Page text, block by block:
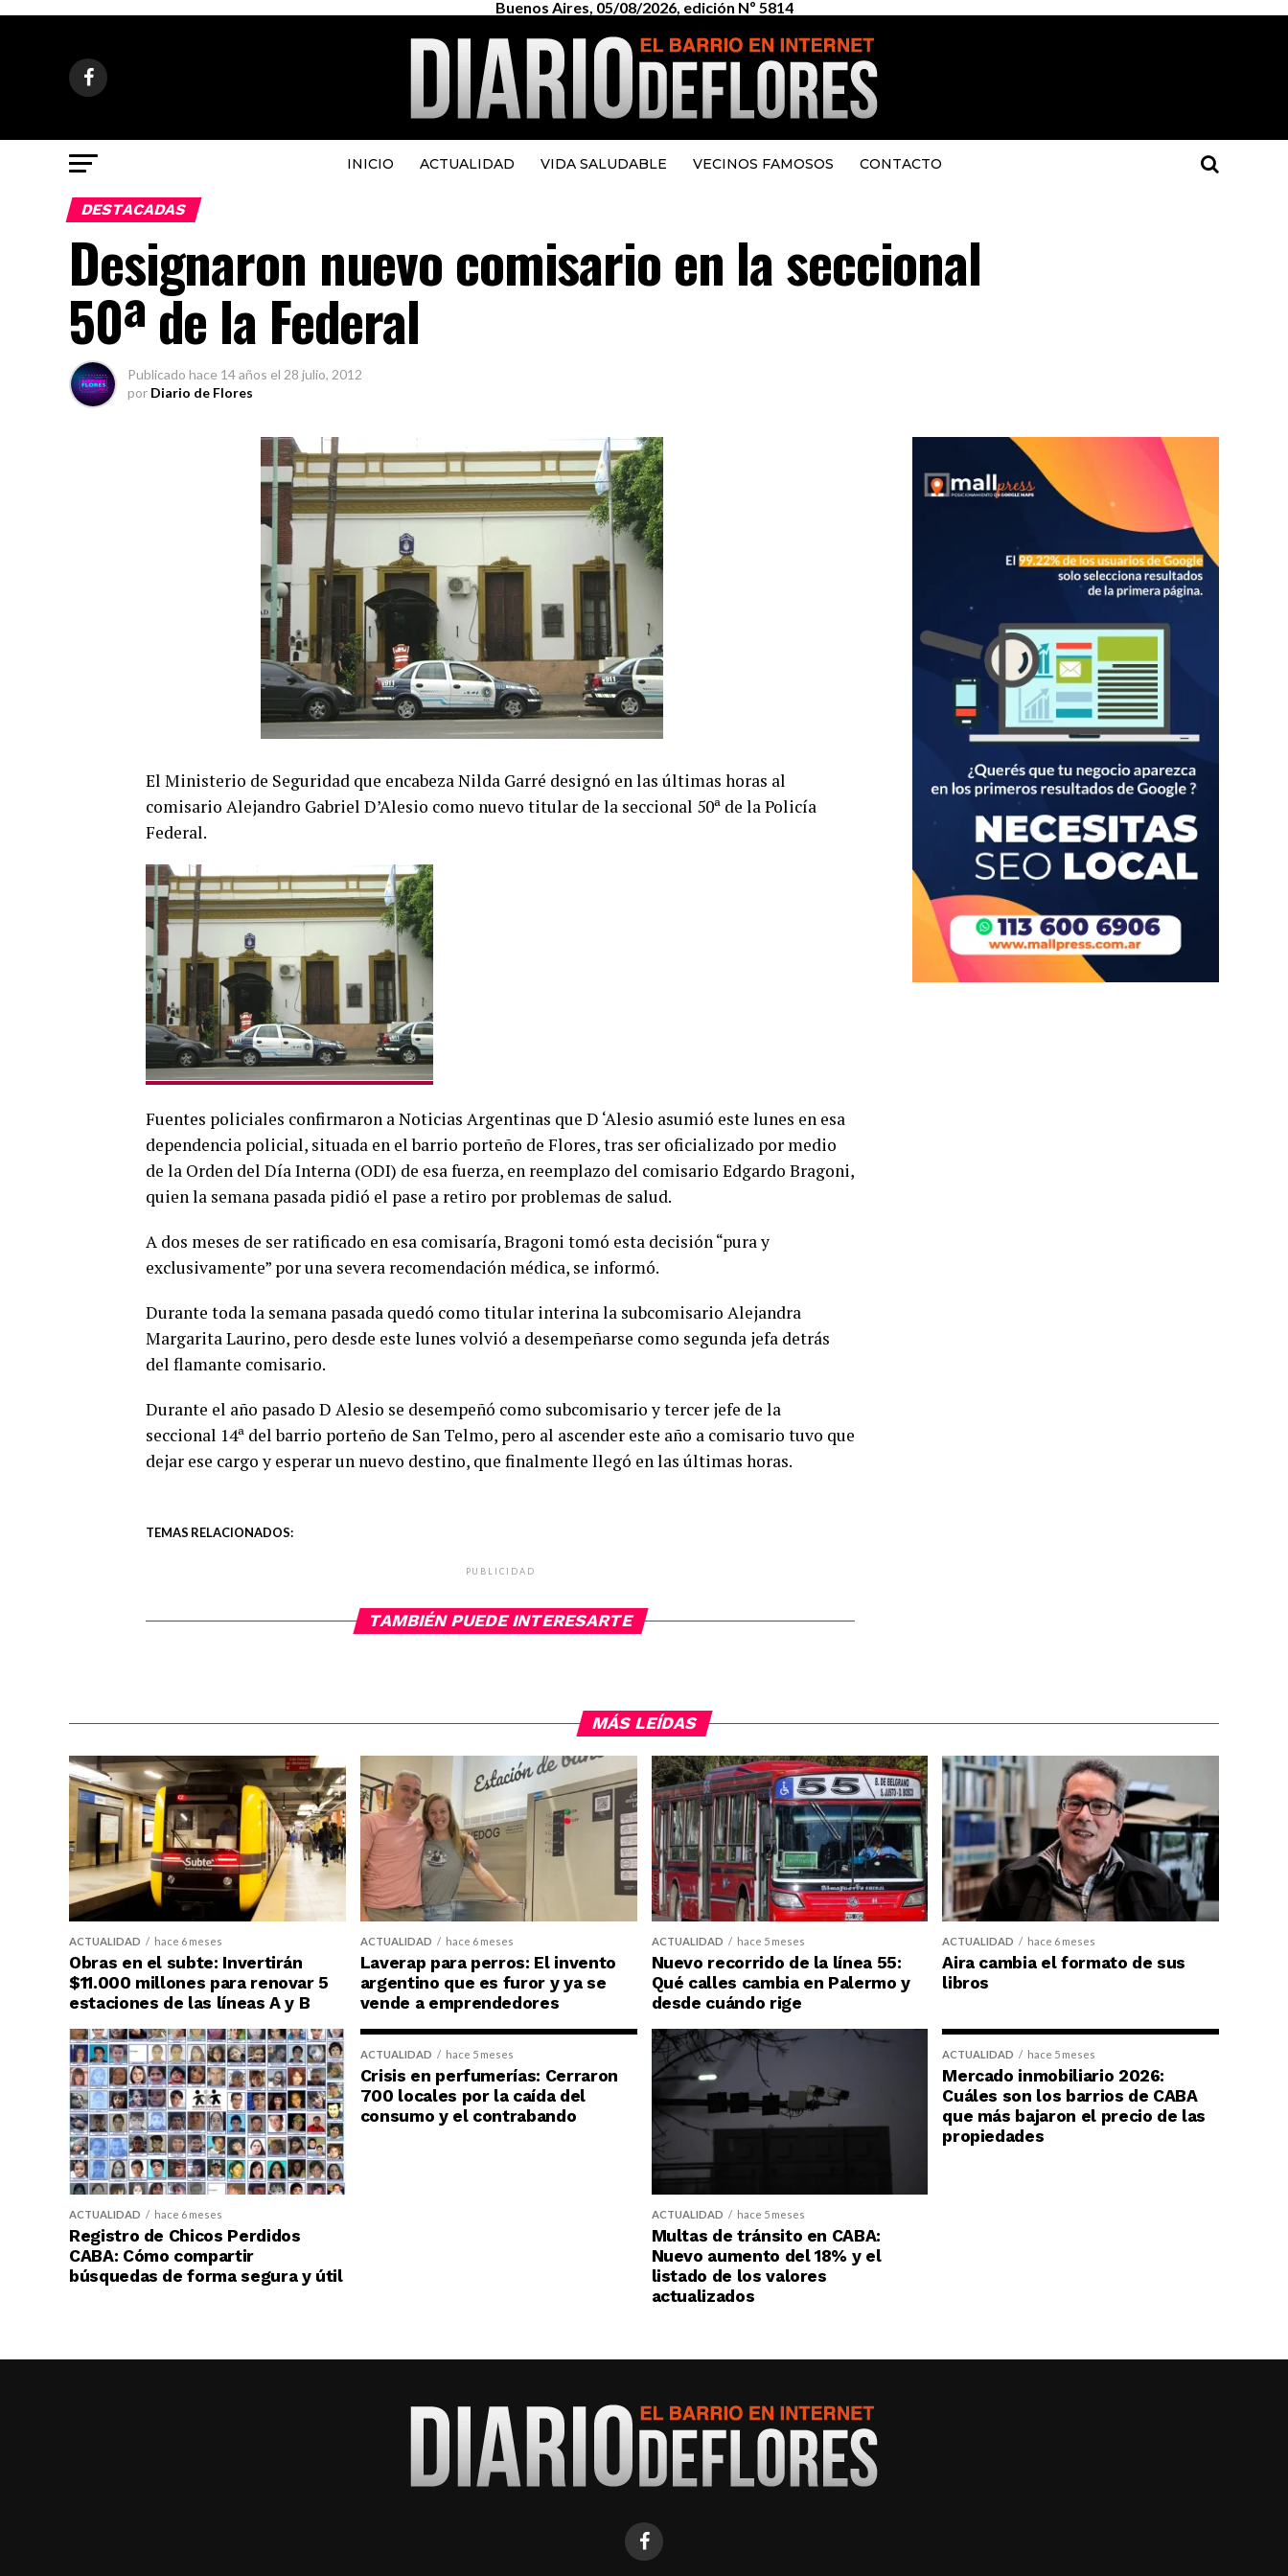
Buenos Aires, 05/08/2026, edición Nº 5814
INICIO ACTUALIDAD VIDA SALUDABLE VECINOS FAMOSOS CONTACTO
DESTACADAS
Designaron nuevo comisario en la seccional
50ª de la Federal
Publicado hace 14 años el 28 julio, 2012
por Diario de Flores
El Ministerio de Seguridad que encabeza Nilda Garré designó en las últimas horas al
comisario Alejandro Gabriel D’Alesio como nuevo titular de la seccional 50ª de la Policía
Federal.
Fuentes policiales confirmaron a Noticias Argentinas que D ‘Alesio asumió este lunes en esa
dependencia policial, situada en el barrio porteño de Flores, tras ser oficializado por medio
de la Orden del Día Interna (ODI) de esa fuerza, en reemplazo del comisario Edgardo Bragoni,
quien la semana pasada pidió el pase a retiro por problemas de salud.
A dos meses de ser ratificado en esa comisaría, Bragoni tomó esta decisión “pura y
exclusivamente” por una severa recomendación médica, se informó.
Durante toda la semana pasada quedó como titular interina la subcomisario Alejandra
Margarita Laurino, pero desde este lunes volvió a desempeñarse como segunda jefa detrás
del flamante comisario.
Durante el año pasado D Alesio se desempeñó como subcomisario y tercer jefe de la
seccional 14ª del barrio porteño de San Telmo, pero al ascender este año a comisario tuvo que
dejar ese cargo y esperar un nuevo destino, que finalmente llegó en las últimas horas.
TEMAS RELACIONADOS:
PUBLICIDAD
TAMBIÉN PUEDE INTERESARTE
MÁS LEÍDAS
ACTUALIDAD hace 6 meses
Obras en el subte: Invertirán
$11.000 millones para renovar 5
estaciones de las líneas A y B
ACTUALIDAD hace 6 meses
Laverap para perros: El invento
argentino que es furor y ya se
vende a emprendedores
ACTUALIDAD hace 5 meses
Nuevo recorrido de la línea 55:
Qué calles cambia en Palermo y
desde cuándo rige
ACTUALIDAD hace 6 meses
Aira cambia el formato de sus
libros
ACTUALIDAD hace 6 meses
Registro de Chicos Perdidos
CABA: Cómo compartir
búsquedas de forma segura y útil
ACTUALIDAD hace 5 meses
Crisis en perfumerías: Cerraron
700 locales por la caída del
consumo y el contrabando
ACTUALIDAD hace 5 meses
Multas de tránsito en CABA:
Nuevo aumento del 18% y el
listado de los valores
actualizados
ACTUALIDAD hace 5 meses
Mercado inmobiliario 2026:
Cuáles son los barrios de CABA
que más bajaron el precio de las
propiedades